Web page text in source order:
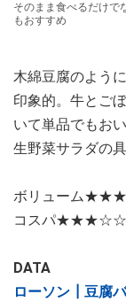
そのまま食べるだけで
もおすすめ
木綿豆腐のよう
印象的。牛とご
いて単品でもお
生野菜サラダの
ボリューム
コスパ★★★☆☆
DATA
ローソン┃豆腐